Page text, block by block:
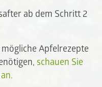
ab dem Schritt 2
Apfelrezepte
schauen Sie